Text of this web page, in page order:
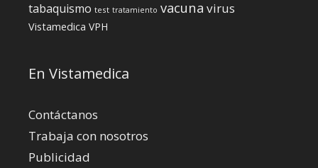
tabaquismo test tratamiento vacuna virus
Vistamedica VPH
En Vistamedica
Contáctanos
Trabaja con nosotros
Publicidad